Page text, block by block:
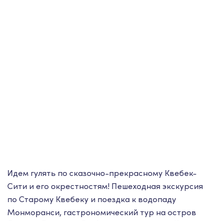
Идем гулять по сказочно-прекрасному Квебек-
Сити и его окрестностям! Пешеходная экскурсия
по Старому Квебеку и поездка к водопаду
Монморанси, гастрономический тур на остров